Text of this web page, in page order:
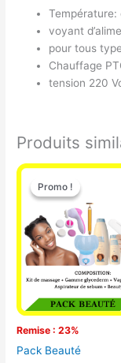
Température:
voyant
pour tous
Chauffage
tension 220
Produits
Promo !
Remise : 23%
Promo !
Pack Beauté
Le
prix
initial
était :
65.000